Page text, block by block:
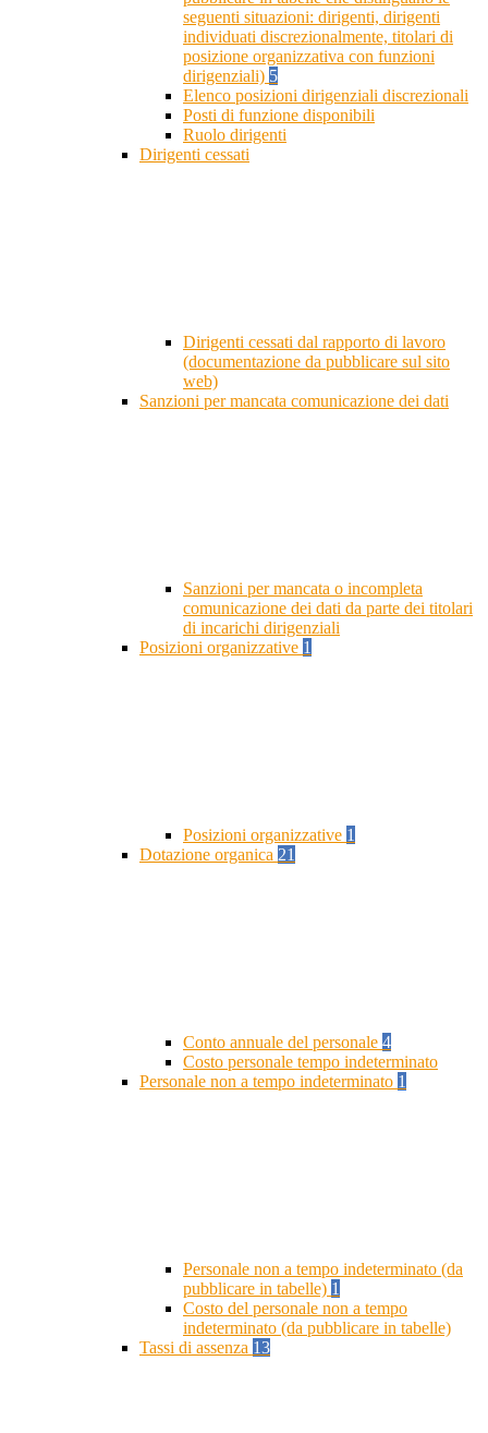
seguenti situazioni: dirigenti, dirigenti
individuati discrezionalmente, titolari di
posizione organizzativa con funzioni
dirigenziali) 5
Elenco posizioni dirigenziali discrezionali
Posti di funzione disponibili
Ruolo dirigenti
Dirigenti cessati
Dirigenti cessati dal rapporto di lavoro
(documentazione da pubblicare sul sito
web)
Sanzioni per mancata comunicazione dei dati
Sanzioni per mancata o incompleta
comunicazione dei dati da parte dei titolari
di incarichi dirigenziali
Posizioni organizzative 1
Posizioni organizzative 1
Dotazione organica 21
Conto annuale del personale 4
Costo personale tempo indeterminato
Personale non a tempo indeterminato 1
Personale non a tempo indeterminato (da
pubblicare in tabelle) 1
Costo del personale non a tempo
indeterminato (da pubblicare in tabelle)
Tassi di assenza 13